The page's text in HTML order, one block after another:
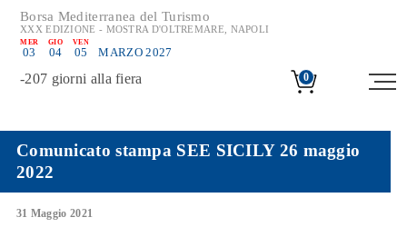
Borsa Mediterranea del Turismo
XXX EDIZIONE - MOSTRA D'OLTREMARE, NAPOLI
MER
03
GIO
04
VEN
05 MARZO 2027
-207 giorni alla fiera 0
Comunicato stampa SEE SICILY 26 maggio
2022
31 Maggio 2021